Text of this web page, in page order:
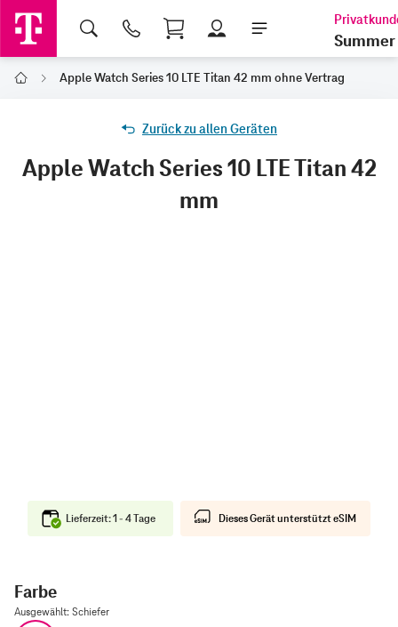
Shopping Cart
Summer
Home Apple Watch Series 10 LTE Titan 42 mm ohne Vertrag
Zurück zu allen Geräten
Apple Watch Series 10 LTE Titan 42
mm
Lieferzeit: 1 - 4 Tage Dieses Gerät unterstützt eSIM
Farbe
Ausgewählt: Schiefer